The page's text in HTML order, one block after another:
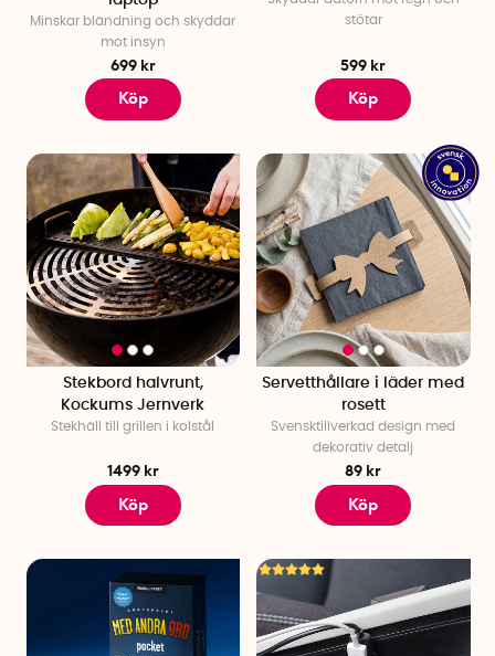
Minskar bländning och skyddar
mot insyn
699 kr
Köp
stötar
599 kr
Köp
Stekbord halvrunt,
Kockums Jernverk
Stekhäll till grillen i kolstål
1499 kr
Köp
Servetthållare i läder med
rosett
Svensktillverkad design med
dekorativ detalj
89 kr
Köp